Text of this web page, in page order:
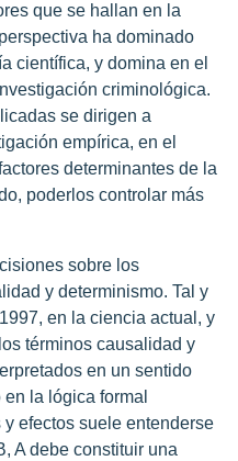
que se hallan en la
ha dominado
científica, y domina en el
criminológica.
se dirigen a
empírica, en el
determinantes de la
poderlos controlar más
sobre los
y determinismo. Tal y
en la ciencia actual, y
términos causalidad y
en un sentido
la lógica formal
efectos suele entenderse
A debe constituir una